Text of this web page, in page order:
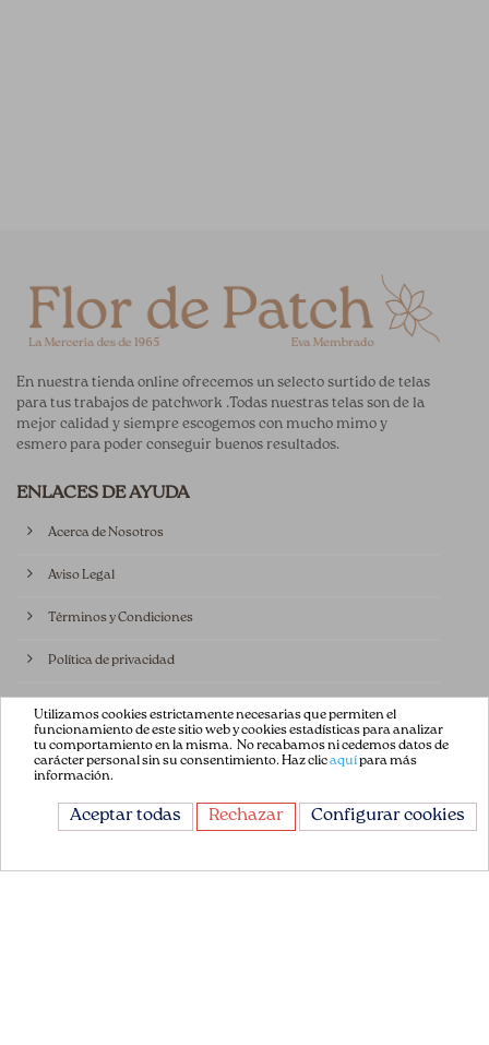
En nuestra tienda online ofrecemos un selecto surtido de telas
para tus trabajos de patchwork .Todas nuestras telas son de la
mejor calidad y siempre escogemos con mucho mimo y
esmero para poder conseguir buenos resultados.
ENLACES DE AYUDA
Acerca de Nosotros
Aviso Legal
Términos y Condiciones
Política de privacidad
Política de Cookies
Contáctenos
CONTÁCTANOS
Utilizamos cookies estrictamente necesarias que permiten el
funcionamiento de este sitio web y cookies estadísticas para analizar
tu comportamiento en la misma. No recabamos ni cedemos datos de
carácter personal sin su consentimiento. Haz clicaquípara más
información.
Aceptar todas Rechazar Configurar cookies